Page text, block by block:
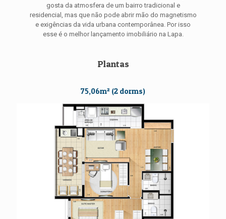
gosta da atmosfera de um bairro tradicional e
residencial, mas que não pode abrir mão do magnetismo
e exigências da vida urbana contemporânea. Por isso
esse é o melhor lançamento imobiliário na Lapa.
Plantas
75,06m² (2 dorms)